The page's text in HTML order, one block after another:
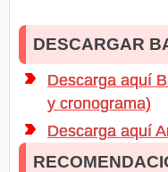
DESCARGAR
Descarga aquí
y cronograma)
Descarga aquí